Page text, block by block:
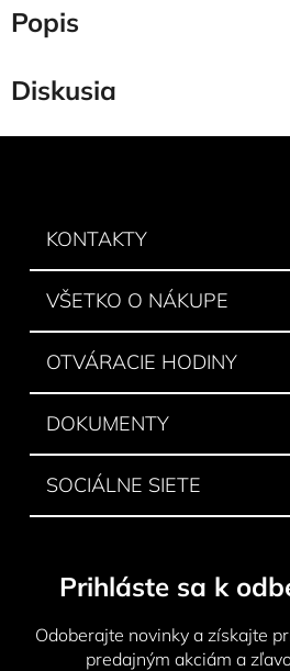
Popis
Diskusia
KONTAKTY
VŠETKO O NÁKUPE
OTVÁRACIE HODINY
DOKUMENTY
SOCIÁLNE SIETE
Prihláste sa k
Odoberajte novinky a získajte
predajným akciám a